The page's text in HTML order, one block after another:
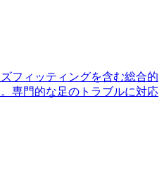
フィッティングを含む総合的
専門的な足のトラブルに対応